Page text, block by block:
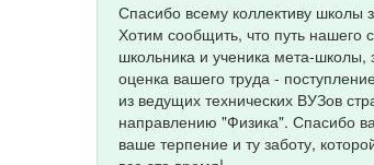
Спасибо всему коллективу школы
Хотим сообщить, что путь нашего
школьника и ученика мета-школы,
оценка вашего труда -
из ведущих технических ВУЗов
направлению "Физика". Спасибо
ваше терпение и ту заботу,